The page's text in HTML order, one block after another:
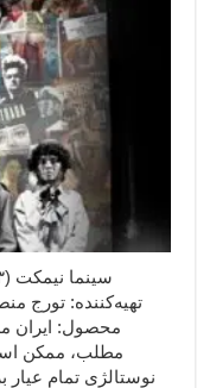
تهیه‌کننده: تورج
مطلب، ممکن
نوستالژی تمام